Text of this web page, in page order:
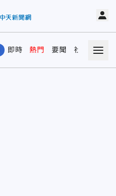
即時 熱門 要聞 社會 娛樂